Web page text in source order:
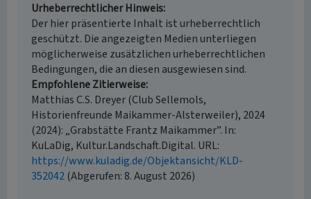
Urheberrechtlicher Hinweis
Der hier präsentierte Inhalt ist urheberrechtlich
geschützt. Die angezeigten Medien unterliegen
möglicherweise zusätzlichen urheberrechtlichen
Bedingungen, die an diesen ausgewiesen sind.
Empfohlene Zitierweise
Matthias C.S. Dreyer (Club Sellemols,
Historienfreunde Maikammer-Alsterweiler), 2024
(2024): „Grabstätte Frantz Maikammer”. In:
KuLaDig, Kultur.Landschaft.Digital. URL:
https://www.kuladig.de/Objektansicht/KLD-
352042(Abgerufen: 8. August 2026)